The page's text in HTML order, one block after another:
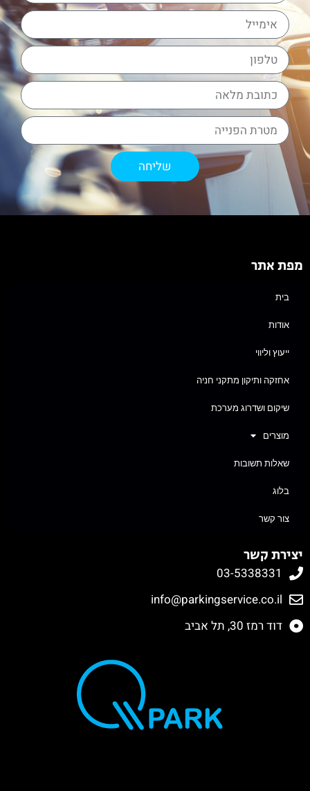
שליחה
מפת אתר
בית
אודות
ייעוץ וליווי
אחזקה ותיקון מתקני חניה
שיקום ושדרוג מערכת
מוצרים
שאלות תשובות
בלוג
צור קשר
יצירת קשר
03-5338331
info@parkingservice.co.il
דוד רמז 30, תל אביב